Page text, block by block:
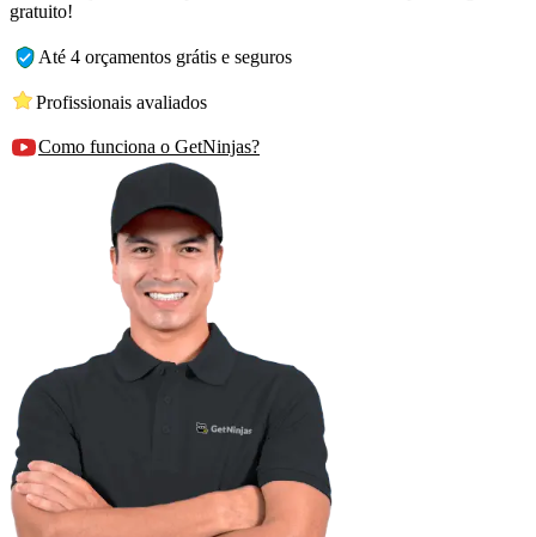
gratuito!
Até 4 orçamentos grátis e seguros
Profissionais avaliados
Como funciona o GetNinjas?